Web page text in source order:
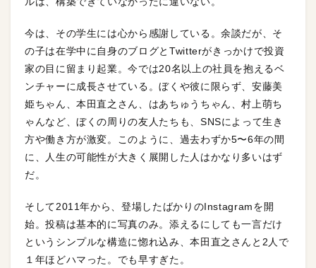
今は、その学生には心から感謝している。余談だが、そ
の子は在学中に自身のブログとTwitterがきっかけで投資
家の目に留まり起業。今では20名以上の社員を抱えるベ
ンチャーに成長させている。ぼくや彼に限らず、安藤美
姫ちゃん、本田直之さん、はあちゅうちゃん、村上萌ち
ゃんなど、ぼくの周りの友人たちも、SNSによって生き
方や働き方が激変。このように、過去わずか5〜6年の間
に、人生の可能性が大きく展開した人はかなり多いはず
だ。
そして2011年から、登場したばかりのInstagramを開
始。投稿は基本的に写真のみ。添えるにしても一言だけ
というシンプルな構造に惚れ込み、本田直之さんと2人で
１年ほどハマった。でも早すぎた。